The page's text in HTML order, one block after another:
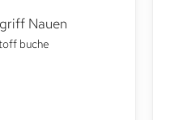
Nauen
buche